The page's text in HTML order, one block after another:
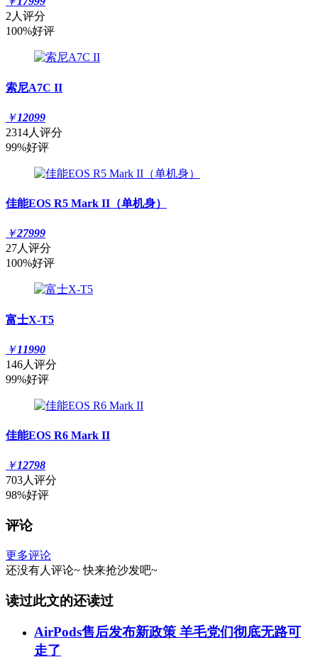
2人评分
100%好评
索尼A7C II
￥12099
2314人评分
99%好评
佳能EOS R5 Mark II（单机身）
￥27999
27人评分
100%好评
富士X-T5
￥11990
146人评分
99%好评
佳能EOS R6 Mark II
￥12798
703人评分
98%好评
评论
更多评论
还没有人评论~ 快来抢沙发吧~
读过此文的还读过
AirPods售后发布新政策 羊毛党们彻底无路可
走了